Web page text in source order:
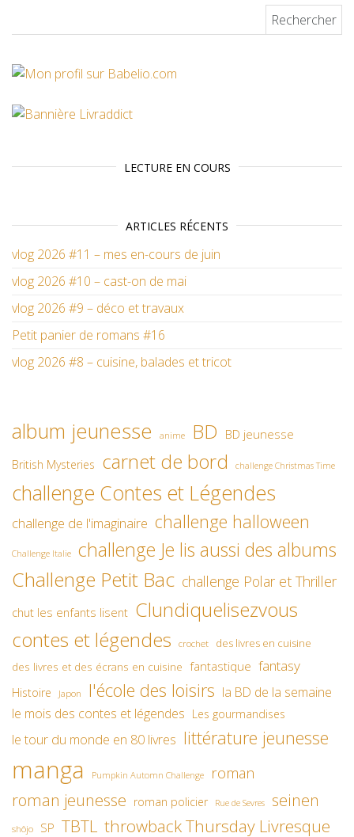
LECTURE EN COURS
ARTICLES RÉCENTS
vlog 2026 #11 – mes en-cours de juin
vlog 2026 #10 – cast-on de mai
vlog 2026 #9 – déco et travaux
Petit panier de romans #16
vlog 2026 #8 – cuisine, balades et tricot
album jeunesse anime BD BD jeunesse
British Mysteries carnet de bord challenge Christmas Time
challenge Contes et Légendes
challenge de l'imaginaire challenge halloween
Challenge Italie challenge Je lis aussi des albums
Challenge Petit Bac challenge Polar et Thriller
chut les enfants lisent Clundiquelisezvous
contes et légendes
crochet
des livres en cuisine
des livres et des écrans en cuisine fantastique fantasy
Histoire Japon l'école des loisirs la BD de la semaine
le mois des contes et légendes Les gourmandises
le tour du monde en 80 livres littérature jeunesse
manga Pumpkin Automn Challenge roman
roman jeunesse roman policier Rue de Sevres seinen
shôjo SP TBTL throwback Thursday Livresque